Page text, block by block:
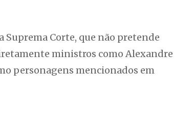
Suprema Corte, que não pretende
ministros como Alexandre
personagens mencionados em